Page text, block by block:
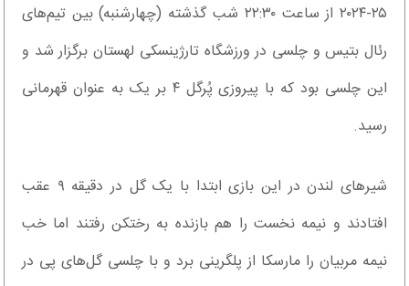
۲۵-۲۰۲۴ از ساعت ۲۲:۳۰ شب گذشته (چهارشنبه) بین تیم‌های
رئال بتیس و چلسی در ورزشگاه تارژینسکی لهستان برگزار شد و
این چلسی بود که با پیروزی پُرگل ۴ بر یک به عنوان قهرمانی
رسید.
شیرهای لندن در این بازی ابتدا با یک گل در دقیقه ۹ عقب
افتادند و نیمه نخست را هم بازنده به رختکن رفتند اما خب
نیمه مربیان را مارسکا از پلگرینی برد و با چلسی گل‌های پی در